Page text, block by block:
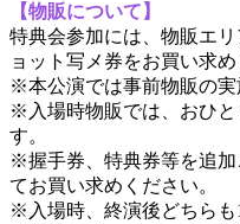
【物販について】
特典会参加には、物販エ
ョット写メ券をお買い求め
※本公演では事前物販の実
※入場時物販では、おひと
す。
※握手券、特典券等を追
てお買い求めください。
※入場時、終演後どちら